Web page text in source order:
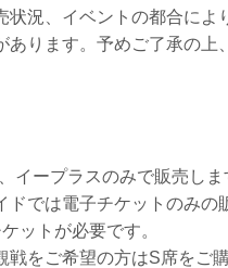
状況、イベントの都合によ
あります。予めご了承の上
イープラスのみで販売しま
では電子チケットのみの
ットが必要です。
戦をご希望の方はS席をご